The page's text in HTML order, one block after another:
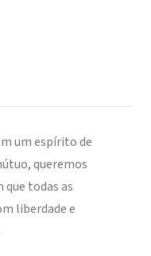
um espírito de
queremos
todas as
liberdade e